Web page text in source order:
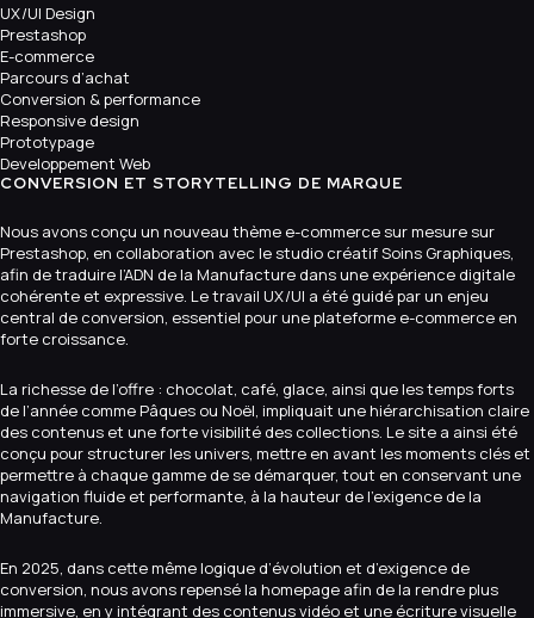
UX/UI Design
Prestashop
E-commerce
Parcours d’achat
Conversion & performance
Responsive design
Prototypage
Developpement Web
CONVERSION ET STORYTELLING DE MARQUE
Nous avons conçu un nouveau thème e-commerce sur mesure sur
Prestashop, en collaboration avec le studio créatif Soins Graphiques,
afin de traduire l’ADN de la Manufacture dans une expérience digitale
cohérente et expressive. Le travail UX/UI a été guidé par un enjeu
central de conversion, essentiel pour une plateforme e-commerce en
forte croissance.
La richesse de l’offre : chocolat, café, glace, ainsi que les temps forts
de l’année comme Pâques ou Noël, impliquait une hiérarchisation claire
des contenus et une forte visibilité des collections. Le site a ainsi été
conçu pour structurer les univers, mettre en avant les moments clés et
permettre à chaque gamme de se démarquer, tout en conservant une
navigation fluide et performante, à la hauteur de l’exigence de la
Manufacture.
En 2025, dans cette même logique d’évolution et d’exigence de
conversion, nous avons repensé la homepage afin de la rendre plus
immersive, en y intégrant des contenus vidéo et une écriture visuelle